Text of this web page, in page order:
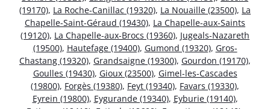
(19170), La Roche-Canillac (19320), La Nouaille (23500), La
Chapelle-Saint-Géraud (19430), La Chapelle-aux-Saints
(19120), La Chapelle-aux-Brocs (19360), Jugeals-Nazareth
(19500), Hautefage (19400), Gumond (19320), Gros-
Chastang (19320), Grandsaigne (19300), Gourdon (19170),
Goulles (19430), Gioux (23500), Gimel-les-Cascades
(19800), Forgès (19380), Feyt (19340), Favars (19330),
Eyrein (19800), Eygurande (19340), Eyburie (19140),